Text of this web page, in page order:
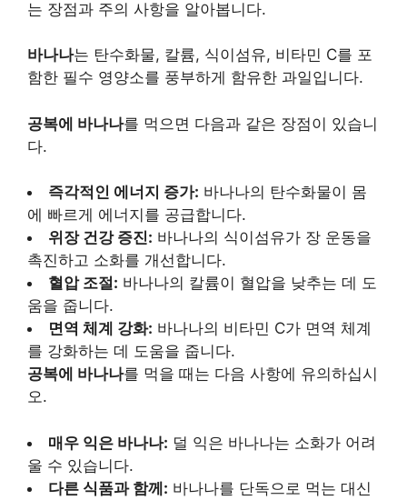
는 장점과 주의 사항을 알아봅니다.
바나나는 탄수화물, 칼륨, 식이섬유, 비타민 C를 포
함한 필수 영양소를 풍부하게 함유한 과일입니다.
공복에 바나나를 먹으면 다음과 같은 장점이 있습니
다.
즉각적인 에너지 증가: 바나나의 탄수화물이 몸
에 빠르게 에너지를 공급합니다.
위장 건강 증진: 바나나의 식이섬유가 장 운동을
촉진하고 소화를 개선합니다.
혈압 조절: 바나나의 칼륨이 혈압을 낮추는 데 도
움을 줍니다.
면역 체계 강화: 바나나의 비타민 C가 면역 체계
를 강화하는 데 도움을 줍니다.
공복에 바나나를 먹을 때는 다음 사항에 유의하십시
오.
매우 익은 바나나: 덜 익은 바나나는 소화가 어려
울 수 있습니다.
다른 식품과 함께: 바나나를 단독으로 먹는 대신